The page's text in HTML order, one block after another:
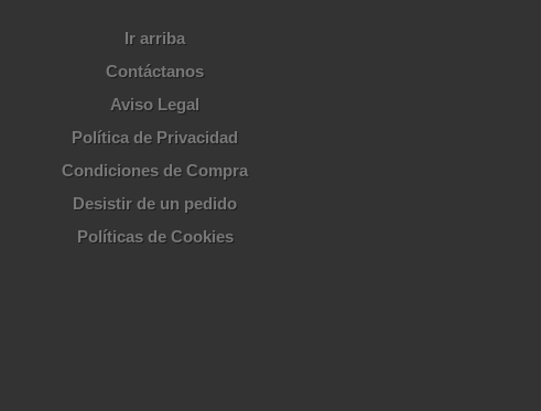
Ir arriba
Contáctanos
Aviso Legal
Política de Privacidad
Condiciones de Compra
Desistir de un pedido
Políticas de Cookies